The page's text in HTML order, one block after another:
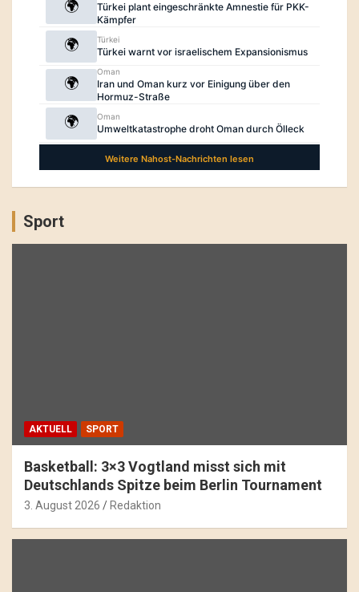
Sport
AKTUELL SPORT
Basketball: 3×3 Vogtland misst sich mit
Deutschlands Spitze beim Berlin Tournament
3. August 2026 Redaktion